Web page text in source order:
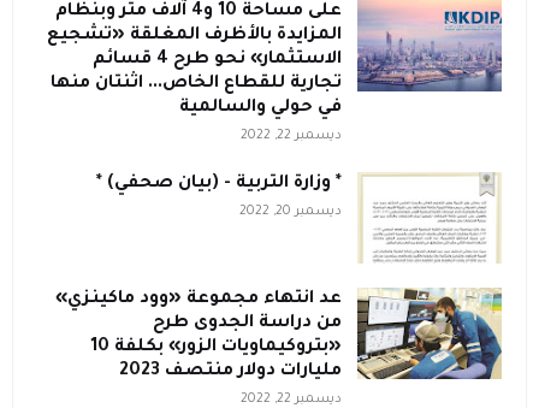
على مساحة 10 و4 آلاف متر وبنظام
المزايدة بالأظرف المغلقة «تشجيع
الاستثمار» نحو طرح 4 قسائم
تجارية للقطاع الخاص... اثنتان منها
في حولي والسالمية
ديسمبر 22, 2022
* وزارة التربية - (بيان صحفي) *
ديسمبر 20, 2022
عد انتهاء مجموعة «وود ماكينزي»
من دراسة الجدوى طرح
«بتروكيماويات الزور» بكلفة 10
مليارات دولار منتصف 2023
ديسمبر 22, 2022